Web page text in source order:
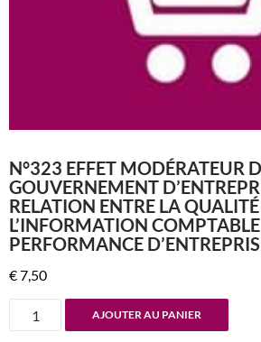
N°323 EFFET MODÉRATEUR
GOUVERNEMENT
RELATION ENTRE LA
L’INFORMATION
PERFORMANCE
€7,50
quantité
de
AJOUTER AU PANIER